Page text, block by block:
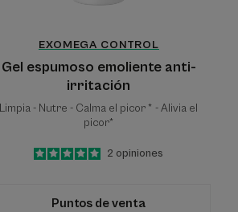
EXOMEGA CONTROL
Gel espumoso emoliente anti-
irritación
Limpia - Nutre - Calma el picor * - Alivia el
picor*
5
/
5
2 opiniones
Puntos de venta